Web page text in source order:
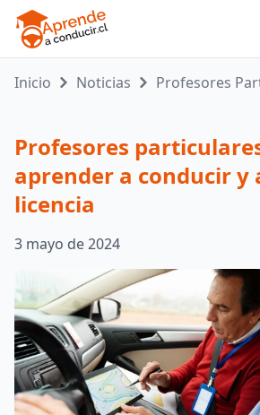
Inicio Noticias Profesores
Profesores
aprender a conducir y
licencia
3 mayo de 2024